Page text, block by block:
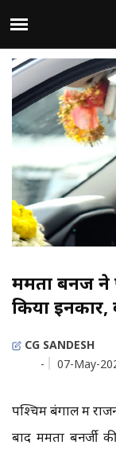
ममता बनर्जी ने
किया इनकार,
CG SANDESH
-
07-May-
पश्चिम बंगाल में
बाद ममता बनर्जी